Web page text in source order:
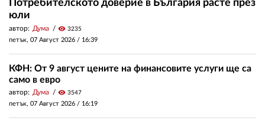
Потребителското доверие в България расте през
юли
автор: Дума visibility 3235
петък, 07 Август 2026 / 16:39
КФН: От 9 август цените на финансовите услуги ще са
само в евро
автор: Дума visibility 3547
петък, 07 Август 2026 / 16:19